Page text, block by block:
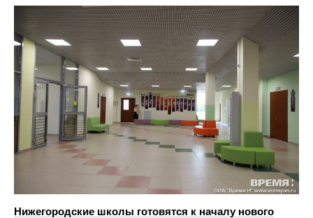
Нижегородские школы готовятся к началу нового